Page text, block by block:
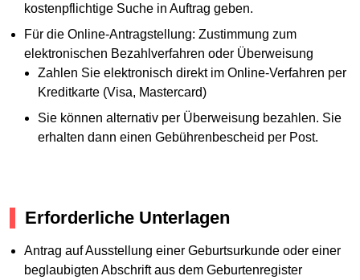
kostenpflichtige Suche in Auftrag geben.
Für die Online-Antragstellung: Zustimmung zum
elektronischen Bezahlverfahren oder Überweisung
Zahlen Sie elektronisch direkt im Online-Verfahren per
Kreditkarte (Visa, Mastercard)
Sie können alternativ per Überweisung bezahlen. Sie
erhalten dann einen Gebührenbescheid per Post.
Erforderliche Unterlagen
Antrag auf Ausstellung einer Geburtsurkunde oder einer
beglaubigten Abschrift aus dem Geburtenregister